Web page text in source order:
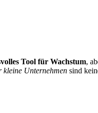
Tool für Wachstum,
kleine Unternehmen sind